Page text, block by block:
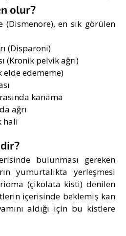
olur?
(Dismenore), en sık görülen
(Disparoni)
(Kronik pelvik ağrı)
edememe)
kanama
ağrı
hali
bulunması gereken
yumurtalıkta yerleşmesi
(çikolata kisti) denilen
içerisinde beklemiş kan
aldığı için bu kistlere